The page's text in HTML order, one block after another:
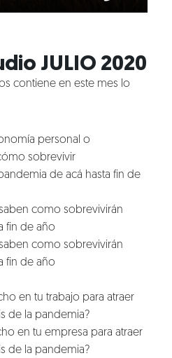
JULIO 2020
contiene en este mes lo
personal o
sobrevivir
de acá hasta fin de
como sobrevivirán
fin de año
como sobrevivirán
fin de año
en tu trabajo para atraer
de la pandemia?
en tu empresa para atraer
de la pandemia?